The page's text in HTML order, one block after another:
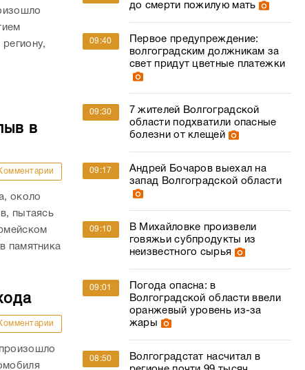
в
около
пытаясь
памятника
до смерти пожилую мать
09:40
Первое предупреждение:
волгоградским должникам за
свет придут цветные платежки
09:30
7 жителей Волгоградской
области подхватили опасные
болезни от клещей
09:17
Андрей Бочаров выехал на
запад Волгоградской области
09:10
В Михайловке произвели
говяжьи субпродукты из
неизвестного сырья
09:01
Погода опасна: в
Волгоградской области ввели
оранжевый уровень из-за
жары
08:50
Волгоградстат насчитал в